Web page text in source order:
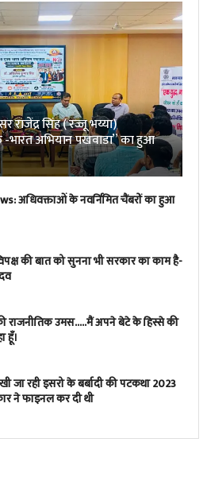
राजेंद्र सिंह ( रज्जू भय्या)
-भारत अभियान पखवाडा” का हुआ
अधिवक्ताओं के नवर्निमित चैंबरों का हुआ
की बात को सुनना भी सरकार का काम है-
राजनीतिक उमस…..मैं अपने बेटे के हिस्से की
हूँ।
जा रही इसरो के बर्बादी की पटकथा 2023
ने फाइनल कर दी थी